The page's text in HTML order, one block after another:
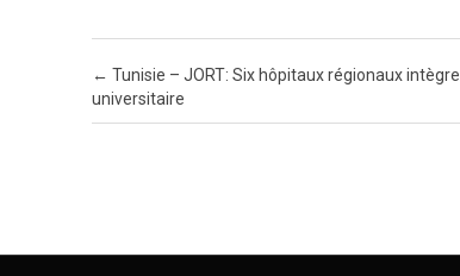
Post navigation
← Tunisie – JORT: Six hôpitaux régionaux
universitaire